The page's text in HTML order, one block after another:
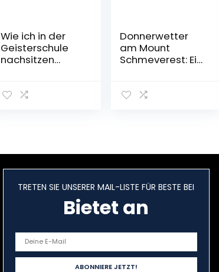
Wie ich in der
Geisterschule
nachsitzen
Adventure,Band
Donnerwetter
am Mount
Schmeverest: Ein
Minecraft
TRETEN SIE UNSERER MAIL-LISTE FÜR BESTE BEI
Bietet an